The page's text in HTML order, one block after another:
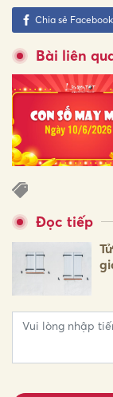
Chia sẻ Facebook
Bài liên
Đọc tiếp